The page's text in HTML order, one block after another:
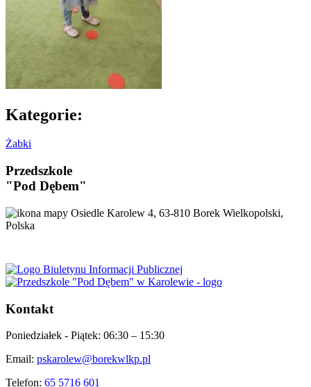
Kategorie:
Żabki
Przedszkole
"Pod Dębem"
Osiedle Karolew 4, 63-810 Borek Wielkopolski,
Polska
Kontakt
Poniedziałek - Piątek: 06:30 – 15:30
Email: pskarolew@borekwlkp.pl
Telefon: 65 5716 601